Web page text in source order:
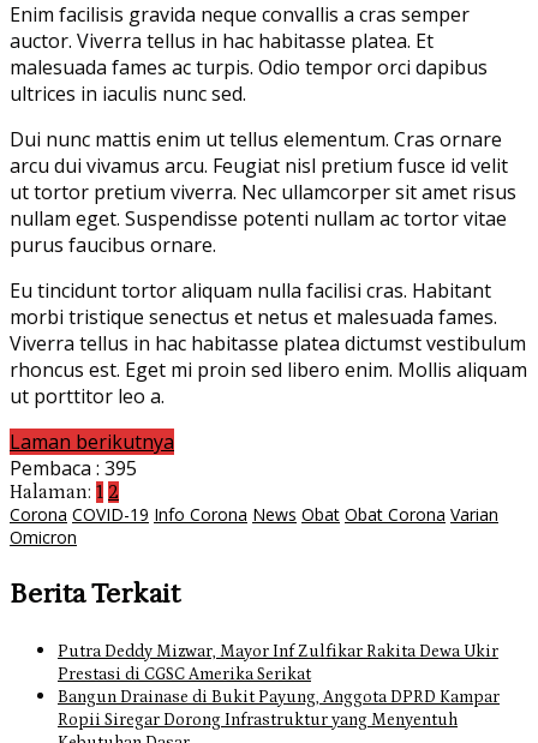
Enim facilisis gravida neque convallis a cras semper
auctor. Viverra tellus in hac habitasse platea. Et
malesuada fames ac turpis. Odio tempor orci dapibus
ultrices in iaculis nunc sed.
Dui nunc mattis enim ut tellus elementum. Cras ornare
arcu dui vivamus arcu. Feugiat nisl pretium fusce id velit
ut tortor pretium viverra. Nec ullamcorper sit amet risus
nullam eget. Suspendisse potenti nullam ac tortor vitae
purus faucibus ornare.
Eu tincidunt tortor aliquam nulla facilisi cras. Habitant
morbi tristique senectus et netus et malesuada fames.
Viverra tellus in hac habitasse platea dictumst vestibulum
rhoncus est. Eget mi proin sed libero enim. Mollis aliquam
ut porttitor leo a.
Laman berikutnya
Pembaca : 395
Halaman: 1 2
Corona COVID-19 Info Corona News Obat Obat Corona Varian
Omicron
Berita Terkait
Putra Deddy Mizwar, Mayor Inf Zulfikar Rakita Dewa Ukir
Prestasi di CGSC Amerika Serikat
Bangun Drainase di Bukit Payung, Anggota DPRD Kampar
Ropii Siregar Dorong Infrastruktur yang Menyentuh